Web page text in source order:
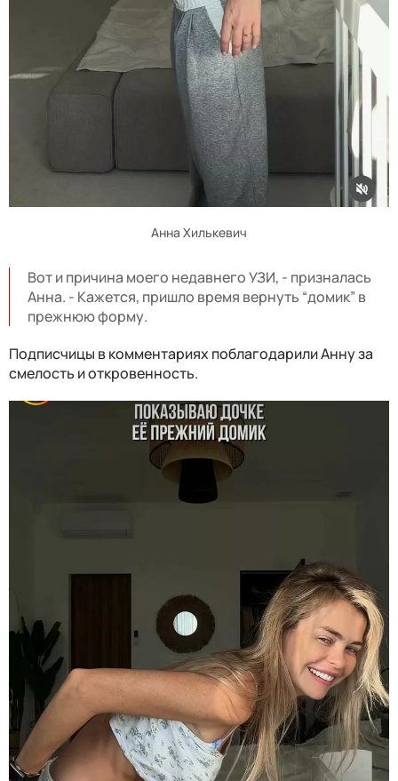
Анна Хилькевич
Вот и причина моего недавнего УЗИ, - призналась
Анна. - Кажется, пришло время вернуть “домик” в
прежнюю форму.
Подписчицы в комментариях поблагодарили Анну за
смелость и откровенность.